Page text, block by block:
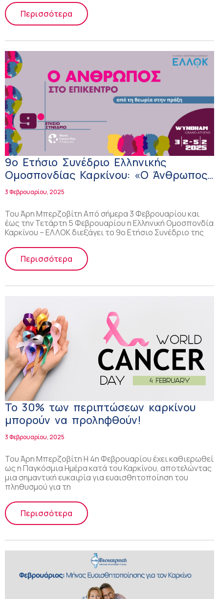
Περισσότερα
9ο Ετήσιο Συνέδριο Ελληνικής
Ομοσπονδίας Καρκίνου: «Ο Άνθρωπος
στο Επίκεντρο: από τη θεωρία στην
πράξη»!
3 Φεβρουαρίου, 2025
Του Άρη Μπερζοβίτη Από σήμερα 3 Φεβρουαρίου και
έως την Τετάρτη 5 Φεβρουαρίου η Ελληνική Ομοσπονδία
Καρκίνου – ΕΛΛΟΚ διεξάγει το 9ο Ετήσιο Συνέδριο της
Περισσότερα
Το 30% των περιπτώσεων καρκίνου
μπορούν να προληφθούν!
3 Φεβρουαρίου, 2025
Του Άρη Μπερζοβίτη Η 4η Φεβρουαρίου έχει καθιερωθεί
ως η Παγκόσμια Ημέρα κατά του Καρκίνου, αποτελώντας
μια σημαντική ευκαιρία για ευαισθητοποίηση του
πληθυσμού για τη
Περισσότερα